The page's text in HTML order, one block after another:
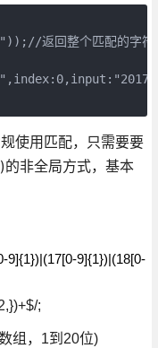
返回整个匹配的字符
使用匹配，只需要要
非全局方式，基本
9]{1})|(17[0-9]{1})|(18[0-
;
组，1到20位)